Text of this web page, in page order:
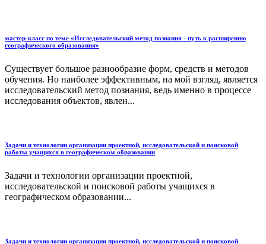
мастер-класс по теме «Исследовательский метод познания - путь к расширению
географического образования»
Существует большое разнообразие форм, средств и методов
обучения. Но наиболее эффективным, на мой взгляд, является
исследовательский метод познания, ведь именно в процессе
исследования объектов, явлен...
Задачи и технологии организации проектной, исследовательской и поисковой
работы учащихся в географическом образовании
Задачи и технологии организации проектной,
исследовательской и поисковой работы учащихся в
географическом образовании...
Задачи и технологии организации проектной, исследовательской и поисковой